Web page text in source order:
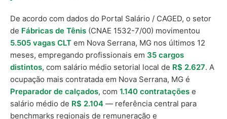
De acordo com dados do Portal Salário / CAGED, o setor
de Fábricas de Tênis (CNAE 1532-7/00) movimentou
5.505 vagas CLT em Nova Serrana, MG nos últimos 12
meses, empregando profissionais em 35 cargos
distintos, com salário médio setorial local de R$ 2.627. A
ocupação mais contratada em Nova Serrana, MG é
Preparador de calçados, com 1.140 contratações e
salário médio de R$ 2.104 — referência central para
benchmarks regionais de remuneração e